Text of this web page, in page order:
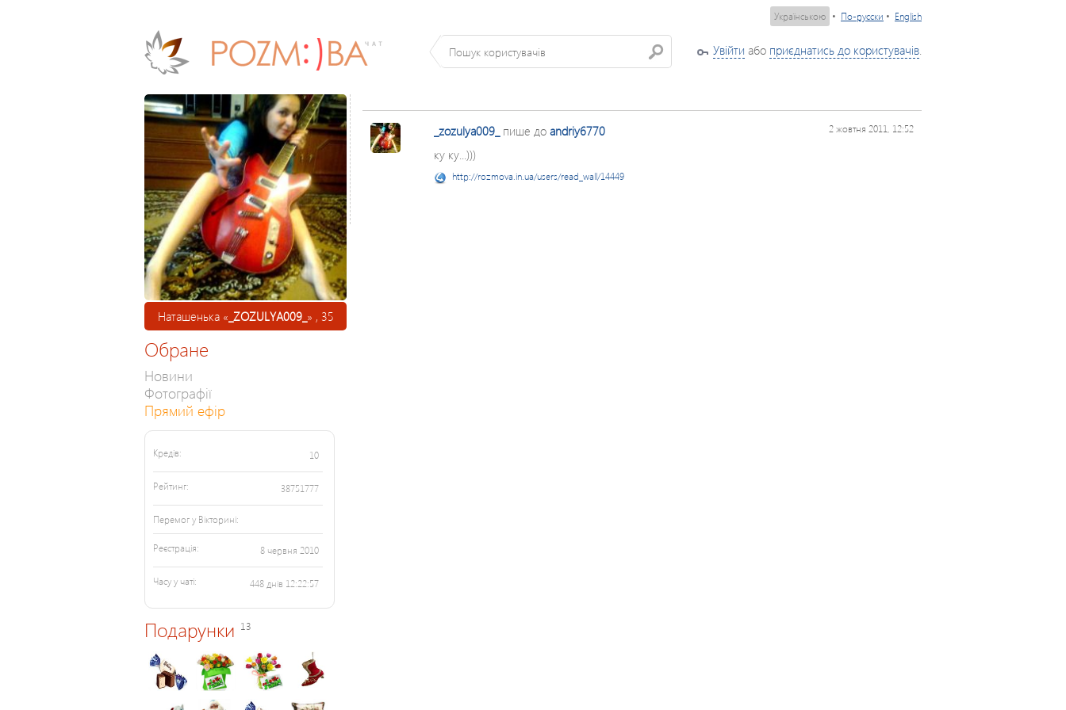
Українською • По-русски • English
Увійти або приєднатись до користувачів.
Наташенька « _ZOZULYA009_ » , 35
Обране
Новини
Фотографії
Прямий ефір
Кредів: 10
Рейтинг: 38751777
Перемог у Вікторині:
Реєстрація: 8 червня 2010
Часу у чаті: 448 днів 12:22:57
Подарунки 13
_zozulya009_ пише до andriy6770 2 жовтня 2011, 12:52
ку ку...)))
http://rozmova.in.ua/users/read_wall/14449